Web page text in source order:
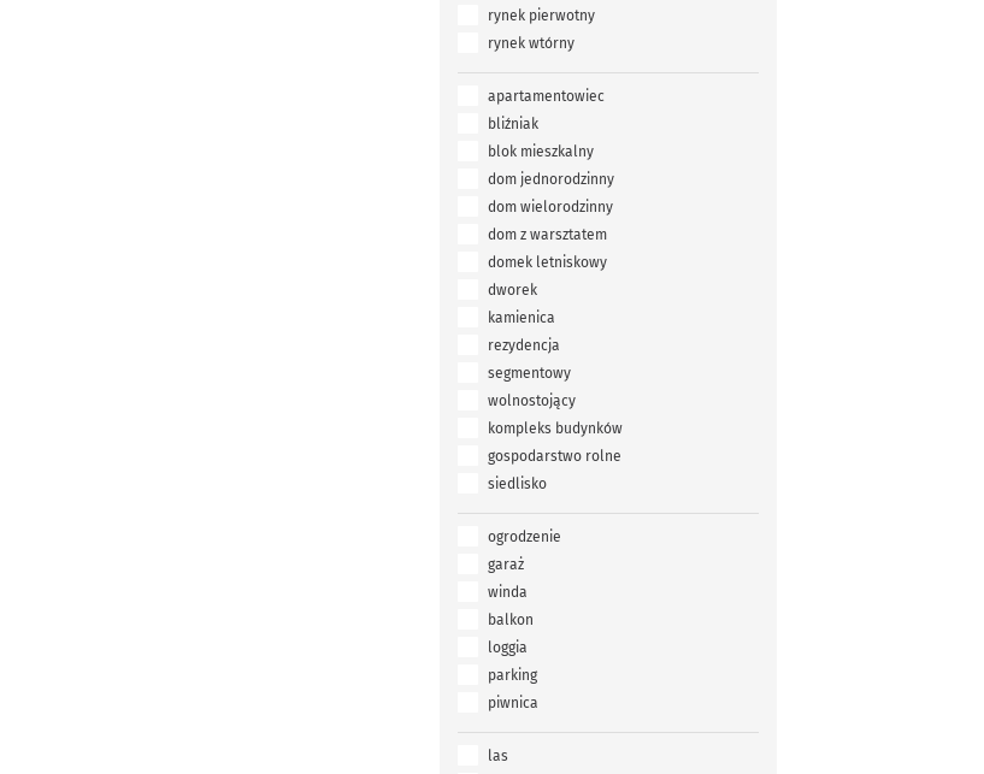
rynek pierwotny
rynek wtórny
apartamentowiec
bliźniak
blok mieszkalny
dom jednorodzinny
dom wielorodzinny
dom z warsztatem
domek letniskowy
dworek
kamienica
rezydencja
segmentowy
wolnostojący
kompleks budynków
gospodarstwo rolne
siedlisko
ogrodzenie
garaż
winda
balkon
loggia
parking
piwnica
las